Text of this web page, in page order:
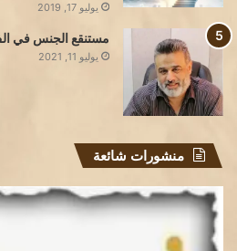
يوليو 17, 2019
مستنقع الجنس في
يوليو 11, 2021
منشورات شائعة